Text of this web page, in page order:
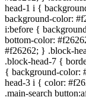
head-1 i {
background-color: #
i:before {
bottom-color: #
#f26262; } .block-
.block-head-7 {
{ background-color:
head-3 i { color: #
.main-search